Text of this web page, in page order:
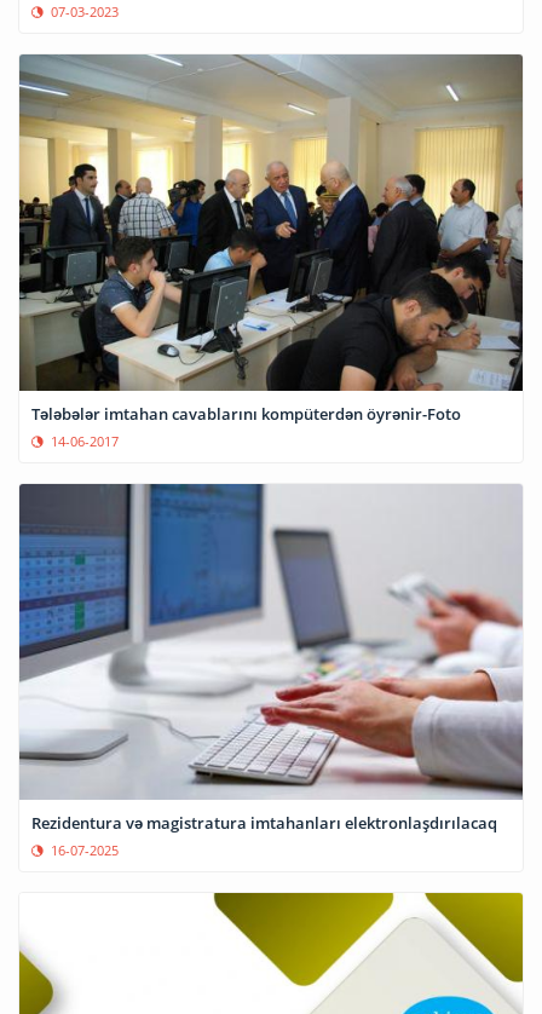
07-03-2023
Tələbələr imtahan cavablarını kompüterdən öyrənir-Foto
14-06-2017
Rezidentura və magistratura imtahanları elektronlaşdırılacaq
16-07-2025